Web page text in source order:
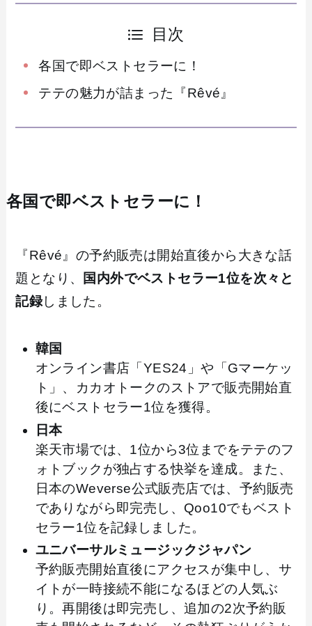
目次
各国で即ベストセラーに！
テテの魅力が詰まった『Rêvé』
各国で即ベストセラーに！
『Rêvé』の予約販売は開始直後から大きな話
題となり、
国内外でベストセラー1位を次々と
記録しました。
韓国
オンライン書店「YES24」や「Gマーケッ
ト」、カカオトークのストアで販売開始直
後にベストセラー1位を獲得。
日本
楽天市場では、1位から3位までをテテのフ
ォトブックが独占する快挙を達成。また、
日本のWeverse公式販売店では、予約販売
でありながら即完売し、Qoo10でもベスト
セラー1位を記録しました。
ユニバーサルミュージックジャパン
予約販売開始直後にアクセスが集中し、サ
イトが一時接続不能になるほどの人気ぶ
り。再開後は即完売し、追加の2次予約販